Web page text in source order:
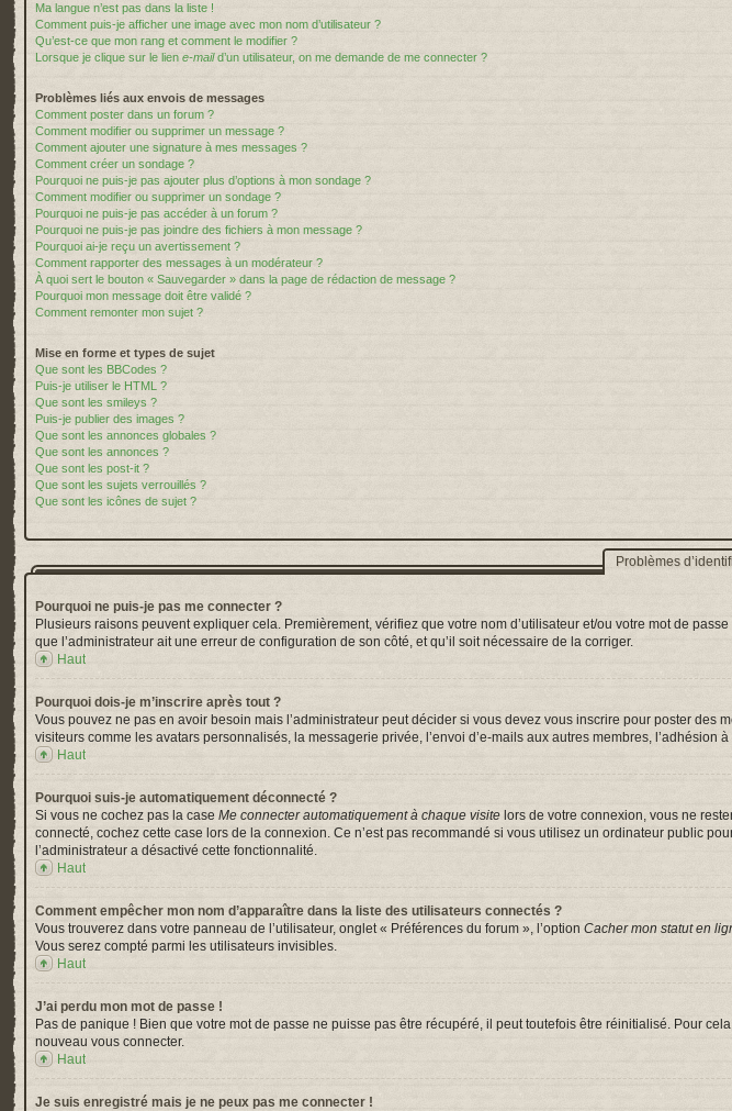
Ma langue n’est pas dans la liste !
Comment puis-je afficher une image avec mon nom d’utilisateur ?
Qu’est-ce que mon rang et comment le modifier ?
Lorsque je clique sur le lien e-maild’un utilisateur, on me demande de me connecter ?
Problèmes liés aux envois de messages
Comment poster dans un forum ?
Comment modifier ou supprimer un message ?
Comment ajouter une signature à mes messages ?
Comment créer un sondage ?
Pourquoi ne puis-je pas ajouter plus d’options à mon sondage ?
Comment modifier ou supprimer un sondage ?
Pourquoi ne puis-je pas accéder à un forum ?
Pourquoi ne puis-je pas joindre des fichiers à mon message ?
Pourquoi ai-je reçu un avertissement ?
Comment rapporter des messages à un modérateur ?
À quoi sert le bouton « Sauvegarder » dans la page de rédaction de message ?
Pourquoi mon message doit être validé ?
Comment remonter mon sujet ?
Mise en forme et types de sujet
Que sont les BBCodes ?
Puis-je utiliser le HTML ?
Que sont les smileys ?
Puis-je publier des images ?
Que sont les annonces globales ?
Que sont les annonces ?
Que sont les post-it ?
Que sont les sujets verrouillés ?
Que sont les icônes de sujet ?
Problèmes
Pourquoi ne puis-je pas me connecter ?
Plusieurs raisons peuvent expliquer cela. Premièrement, vérifiez que votre nom d’utilisateur et/ou votre mot de
que l’administrateur ait une erreur de configuration de son côté, et qu’il soit nécessaire de la corriger.
Haut
Pourquoi dois-je m’inscrire après tout ?
Vous pouvez ne pas en avoir besoin mais l’administrateur peut décider si vous devez vous inscrire pour poster
visiteurs comme les avatars personnalisés, la messagerie privée, l’envoi d’e-mails aux autres membres, l’adhésion
Haut
Pourquoi suis-je automatiquement déconnecté ?
Si vous ne cochez pas la case Me connecter automatiquement à chaque visite lors de votre connexion, vous ne
connecté, cochez cette case lors de la connexion. Ce n’est pas recommandé si vous utilisez un ordinateur public
l’administrateur a désactivé cette fonctionnalité.
Haut
Comment empêcher mon nom d’apparaître dans la liste des utilisateurs connectés ?
Vous trouverez dans votre panneau de l’utilisateur, onglet « Préférences du forum », l’option Cacher mon statut en
Vous serez compté parmi les utilisateurs invisibles.
Haut
J’ai perdu mon mot de passe !
Pas de panique ! Bien que votre mot de passe ne puisse pas être récupéré, il peut toutefois être réinitialisé. Pour
nouveau vous connecter.
Haut
Je suis enregistré mais je ne peux pas me connecter !